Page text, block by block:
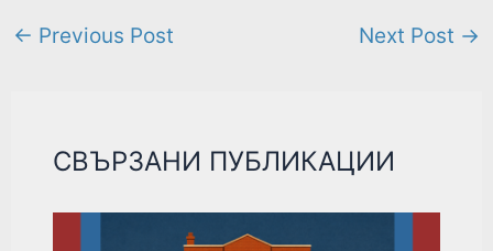
← Previous Post Next Post →
СВЪРЗАНИ ПУБЛИКАЦИИ